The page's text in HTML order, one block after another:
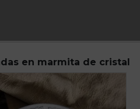
en marmita de cristal